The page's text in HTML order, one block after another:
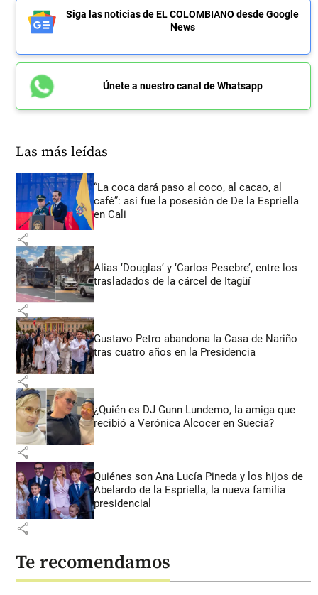
Siga las noticias de EL COLOMBIANO desde Google
News
Únete a nuestro canal de Whatsapp
Las más leídas
“La coca dará paso al coco, al cacao, al
café”: así fue la posesión de De la Espriella
en Cali
share
Alias ‘Douglas’ y ‘Carlos Pesebre’, entre los
trasladados de la cárcel de Itagüí
share
Gustavo Petro abandona la Casa de Nariño
tras cuatro años en la Presidencia
share
¿Quién es DJ Gunn Lundemo, la amiga que
recibió a Verónica Alcocer en Suecia?
share
Quiénes son Ana Lucía Pineda y los hijos de
Abelardo de la Espriella, la nueva familia
presidencial
share
Te recomendamos